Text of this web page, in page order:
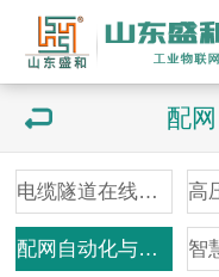
配
电缆隧道在线监测
配网自动化与监测